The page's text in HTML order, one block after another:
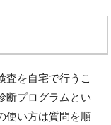
査を自宅で行うこ
断プログラムとい
使い方は質問を順